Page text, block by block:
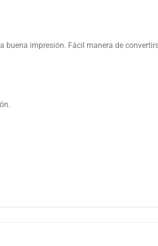
impresión. Fácil manera de